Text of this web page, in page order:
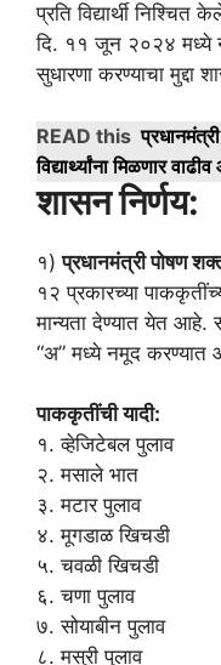
प्रति विद्यार्थी
दि. ११ जून २०२४ मध्ये
सुधारणा करण्याचा मुद्दा
READ this
विद्यार्थ्यांना मिळणार
शासन निर्णय:
१)प्रधानमंत्री पोषण
१२ प्रकारच्या
मान्यता देण्यात येत आहे.
“अ” मध्ये नमूद
पाककृतींची यादी:
१. व्हेजिटेबल पुलाव
२. मसाले भात
३. मटार पुलाव
४. मूगडाळ खिचडी
५. चवळी खिचडी
६. चणा पुलाव
७. सोयाबीन पुलाव
८. मसुरी पुलाव